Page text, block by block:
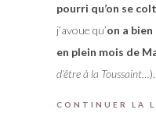
pourri qu’on se
j’avoue qu’on a
en plein mois de
d’être à la Toussaint…).
CONTINUER LA